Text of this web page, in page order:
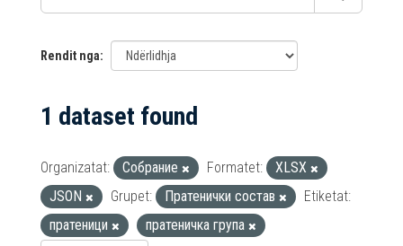
Rendit nga
1 dataset found
Organizatat: Собрание Formatet:
XLSX
JSON
Grupet: Пратенички состав
Etiketat:
пратеници
пратеничка група